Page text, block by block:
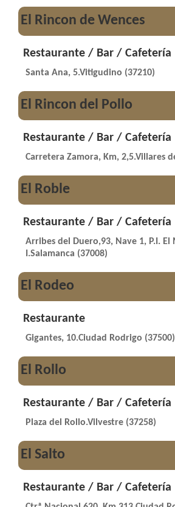
El Rincon de Wences
Restaurante / Bar / Cafetería
Santa Ana, 5.Vitigudino (37210)
El Rincon del Pollo
Restaurante / Bar / Cafetería
Carretera Zamora, Km, 2,5.Villares
El Roble
Restaurante / Bar / Cafetería
Arribes del Duero,93, Nave 1, P.I. El
I.Salamanca (37008)
El Rodeo
Restaurante
Gigantes, 10.Ciudad Rodrigo (37500)
El Rollo
Restaurante / Bar / Cafetería
Plaza del Rollo.Vilvestre (37258)
El Salto
Restaurante / Bar / Cafetería